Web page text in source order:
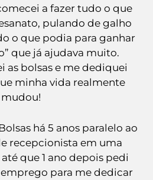
a fazer tudo o que
pulando de galho
o que podia para ganhar
que já ajudava muito.
as bolsas e me dediquei
minha vida realmente
mudou!
há 5 anos paralelo ao
recepcionista em uma
que 1 ano depois pedi
para me dedicar